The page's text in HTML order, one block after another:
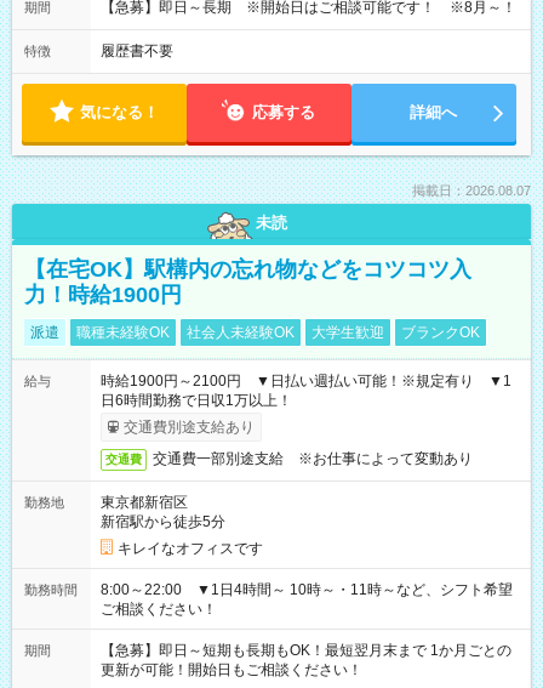
期間 【急募】即日～長期 ※開始日はご相談可能です！ ※8月～！
特徴 履歴書不要
気になる！ 応募する 詳細へ
掲載日：2026.08.07
未読
【在宅OK】駅構内の忘れ物などをコツコツ入
力！時給1900円
派遣 職種未経験OK 社会人未経験OK 大学生歓迎 ブランクOK
給与
時給1900円～2100円 ▼日払い週払い可能！※規定有り ▼1
日6時間勤務で日収1万以上！
交通費別途支給あり
交通費 交通費一部別途支給 ※お仕事によって変動あり
勤務地
東京都新宿区
新宿駅から徒歩5分
キレイなオフィスです
勤務時間
8:00～22:00 ▼1日4時間～ 10時～・11時～など、シフト希望
ご相談ください！
期間
【急募】即日～短期も長期もOK！最短翌月末まで 1か月ごとの
更新が可能！開始日もご相談ください！